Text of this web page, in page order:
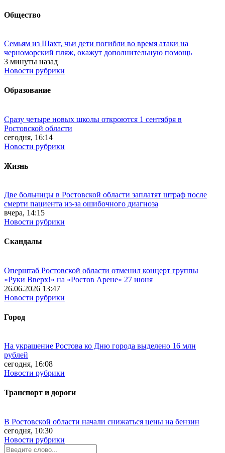
Общество
Семьям из Шахт, чьи дети погибли во время атаки на
черноморский пляж, окажут дополнительную помощь
3 минуты назад
Новости рубрики
Образование
Сразу четыре новых школы откроются 1 сентября в
Ростовской области
сегодня, 16:14
Новости рубрики
Жизнь
Две больницы в Ростовской области заплатят штраф после
смерти пациента из-за ошибочного диагноза
вчера, 14:15
Новости рубрики
Скандалы
Оперштаб Ростовской области отменил концерт группы
«Руки Вверх!» на «Ростов Арене» 27 июня
26.06.2026 13:47
Новости рубрики
Город
На украшение Ростова ко Дню города выделено 16 млн
рублей
сегодня, 16:08
Новости рубрики
Транспорт и дороги
В Ростовской области начали снижаться цены на бензин
сегодня, 10:30
Новости рубрики